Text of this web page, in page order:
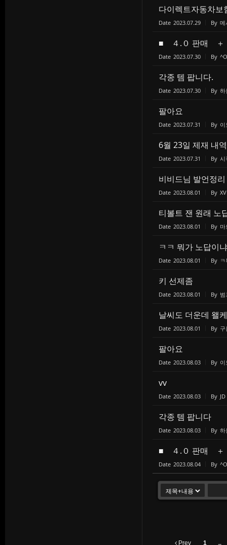
다이렉트자동차보
Date 2023.07.29 By 메
■ ４.０ 판매
Date 2023.07.30 By
각종 템 팝니다.
Date 2023.07.30 By 하
팔아요
Date 2023.07.31 By
6월 23일 제재 내
Date 2023.07.31 By 시
비비드님 발언정리
Date 2023.08.01 By
티볼트 잰 원래 노
Date 2023.08.01 By 마
ㅋㅋ 뭐가 노답이
Date 2023.08.01 By
키 선제좀
Date 2023.08.01 By
날씨도 더운데 왤
Date 2023.08.01 By
팔아요
Date 2023.08.03 By
vv
Date 2023.08.03 By JD
각종 템 팝니다
Date 2023.08.03 By 하
■ ４.０ 판매
Date 2023.08.04 By
Prev 1 ...